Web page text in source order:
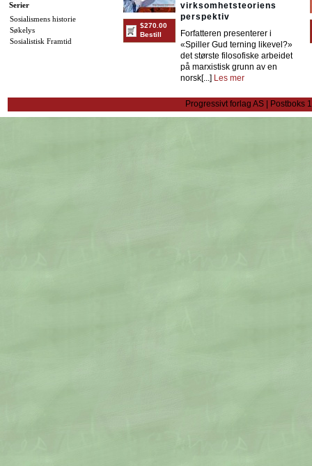
Serier
Sosialismens historie
Søkelys
Sosialistisk Framtid
$270.00
Bestill
virksomhetsteoriens
perspektiv
Forfatteren presenterer i
«Spiller Gud terning likevel?»
det største filosofiske arbeidet
på marxistisk grunn av en
norsk[...] Les mer
Progressivt forlag AS | Postboks